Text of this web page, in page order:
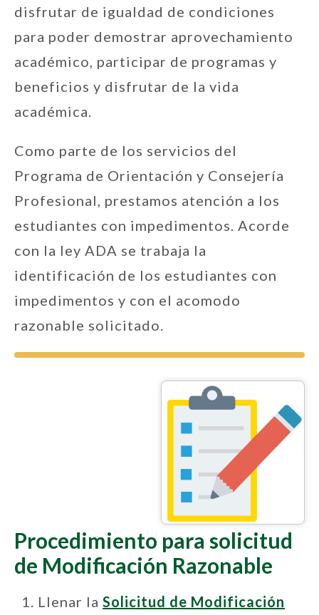
disfrutar de igualdad de condiciones
para poder demostrar aprovechamiento
académico, participar de programas y
beneficios y disfrutar de la vida
académica.
Como parte de los servicios del
Programa de Orientación y Consejería
Profesional, prestamos atención a los
estudiantes con impedimentos. Acorde
con la ley ADA se trabaja la
identificación de los estudiantes con
impedimentos y con el acomodo
razonable solicitado.
Procedimiento para solicitud
de Modificación Razonable
Llenar la Solicitud de Modificación